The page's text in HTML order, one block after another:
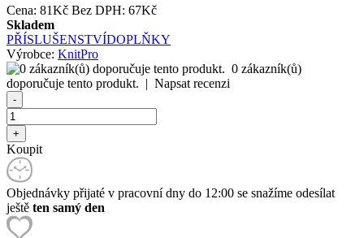
Cena: 81Kč Bez DPH: 67Kč
Skladem
PŘÍSLUŠENSTVÍDOPLŇKY
Výrobce: KnitPro
0 zákazník(ů)
doporučuje tento produkt. | Napsat recenzi
Koupit
Objednávky přijaté v pracovní dny do 12:00 se snažíme odesílat
ještě ten samý den